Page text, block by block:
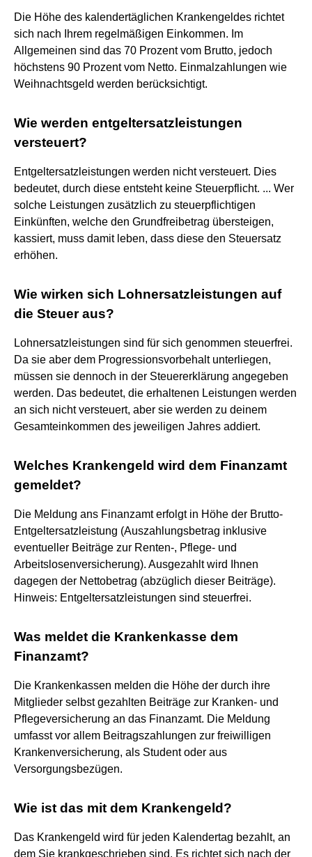
Die Höhe des kalendertäglichen Krankengeldes richtet
sich nach Ihrem regelmäßigen Einkommen. Im
Allgemeinen sind das 70 Prozent vom Brutto, jedoch
höchstens 90 Prozent vom Netto. Einmalzahlungen wie
Weihnachtsgeld werden berücksichtigt.
Wie werden entgeltersatzleistungen
versteuert?
Entgeltersatzleistungen werden nicht versteuert. Dies
bedeutet, durch diese entsteht keine Steuerpflicht. ... Wer
solche Leistungen zusätzlich zu steuerpflichtigen
Einkünften, welche den Grundfreibetrag übersteigen,
kassiert, muss damit leben, dass diese den Steuersatz
erhöhen.
Wie wirken sich Lohnersatzleistungen auf
die Steuer aus?
Lohnersatzleistungen sind für sich genommen steuerfrei.
Da sie aber dem Progressionsvorbehalt unterliegen,
müssen sie dennoch in der Steuererklärung angegeben
werden. Das bedeutet, die erhaltenen Leistungen werden
an sich nicht versteuert, aber sie werden zu deinem
Gesamteinkommen des jeweiligen Jahres addiert.
Welches Krankengeld wird dem Finanzamt
gemeldet?
Die Meldung ans Finanzamt erfolgt in Höhe der Brutto-
Entgeltersatzleistung (Auszahlungsbetrag inklusive
eventueller Beiträge zur Renten-, Pflege- und
Arbeitslosenversicherung). Ausgezahlt wird Ihnen
dagegen der Nettobetrag (abzüglich dieser Beiträge).
Hinweis: Entgeltersatzleistungen sind steuerfrei.
Was meldet die Krankenkasse dem
Finanzamt?
Die Krankenkassen melden die Höhe der durch ihre
Mitglieder selbst gezahlten Beiträge zur Kranken- und
Pflegeversicherung an das Finanzamt. Die Meldung
umfasst vor allem Beitragszahlungen zur freiwilligen
Krankenversicherung, als Student oder aus
Versorgungsbezügen.
Wie ist das mit dem Krankengeld?
Das Krankengeld wird für jeden Kalendertag bezahlt, an
dem Sie krankgeschrieben sind. Es richtet sich nach der